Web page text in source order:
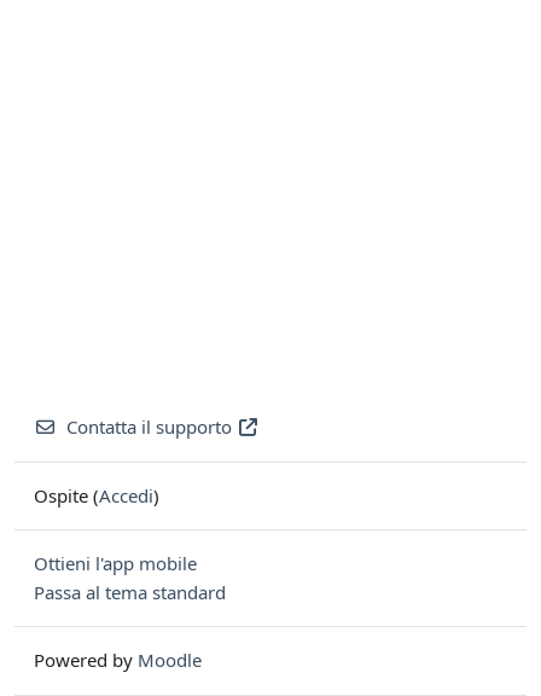
Contatta il supporto
Ospite (Accedi)
Ottieni l'app mobile
Passa al tema standard
Powered by Moodle